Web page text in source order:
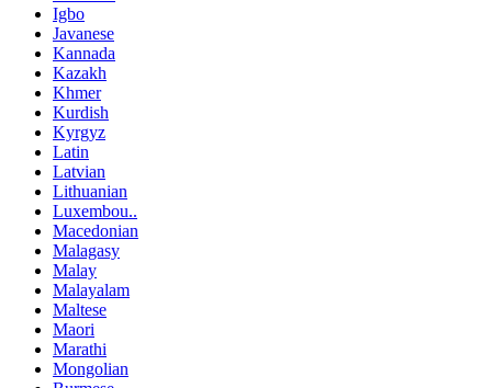
Igbo
Javanese
Kannada
Kazakh
Khmer
Kurdish
Kyrgyz
Latin
Latvian
Lithuanian
Luxembou..
Macedonian
Malagasy
Malay
Malayalam
Maltese
Maori
Marathi
Mongolian